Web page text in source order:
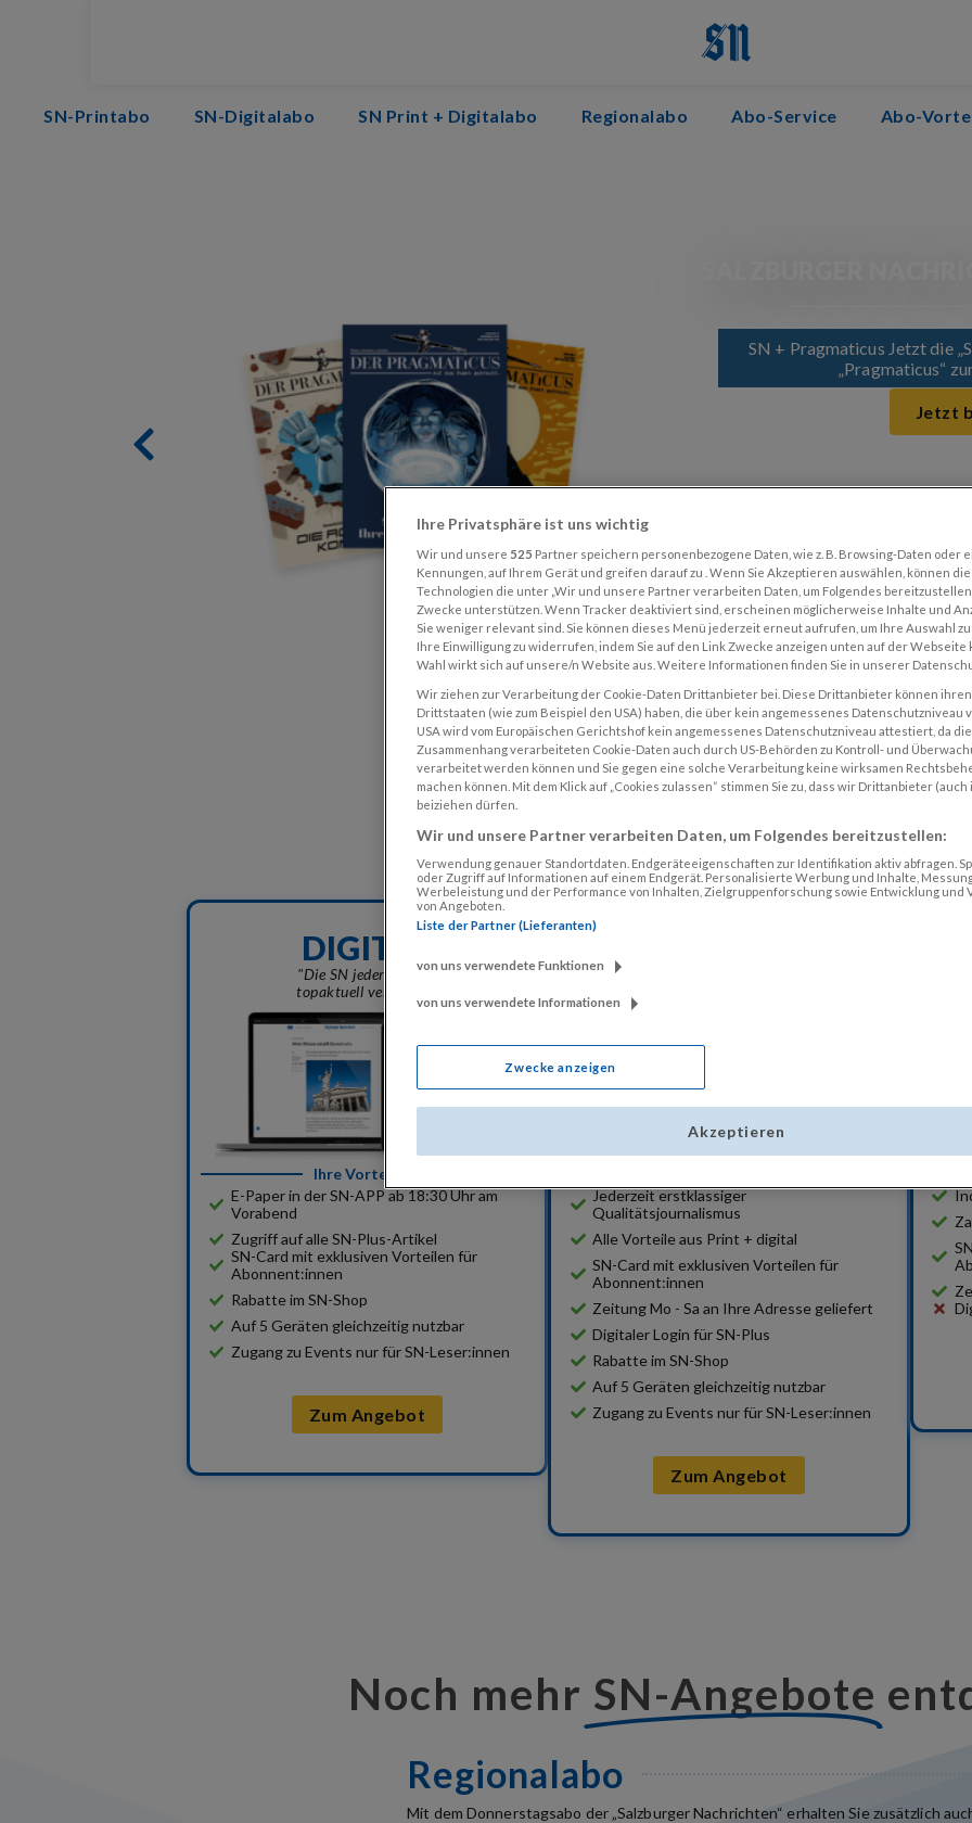
SN-Printabo SN-Digitalabo SN Print + Digitalabo Regionalabo Abo-Service Abo-
SN + Pragmaticus Jetzt die
„Pragmaticus“
Jetzt
Jetzt SN-Abo sichern
DIGITAL
"Die SN jederzeit und
topaktuell verfügbar"
Ihre Vorteile:
E-Paper in der SN-APP ab 18:30 Uhr am
Vorabend
Zugriff auf alle SN-Plus-Artikel
SN-Card mit exklusiven Vorteilen für
Abonnent:innen
Rabatte im SN-Shop
Auf 5 Geräten gleichzeitig nutzbar
Zugang zu Events nur für SN-Leser:innen
Zum Angebot
Jederzeit erstklassiger
Qualitätsjournalismus
Alle Vorteile aus Print + digital
SN-Card mit exklusiven Vorteilen für
Abonnent:innen
Zeitung Mo - Sa an Ihre Adresse geliefert
Digitaler Login für SN-Plus
Rabatte im SN-Shop
Auf 5 Geräten gleichzeitig nutzbar
Zugang zu Events nur für SN-Leser:innen
Zum Angebot
Noch mehr SN-Angebote
Regionalabo
Mit dem Donnerstagsabo der „Salzburger Nachrichten“ erhalten Sie zusätzlich
Ihre Privatsphäre ist uns wichtig
Wir und unsere 525 Partner speichern personenbezogene Daten, wie z. B. Browsing-Daten oder
Kennungen, auf Ihrem Gerät und greifen darauf zu . Wenn Sie Akzeptieren auswählen, können
Technologien die unter „Wir und unsere Partner verarbeiten Daten, um Folgendes
Zwecke unterstützen. Wenn Tracker deaktiviert sind, erscheinen möglicherweise Inhalte und
Sie weniger relevant sind. Sie können dieses Menü jederzeit erneut aufrufen, um Ihre Auswahl
Ihre Einwilligung zu widerrufen, indem Sie auf den Link Zwecke anzeigen unten auf der Webseite
Wahl wirkt sich auf unsere/n Website aus. Weitere Informationen finden Sie in unserer
Wir ziehen zur Verarbeitung der Cookie-Daten Drittanbieter bei. Diese Drittanbieter können ihren
Drittstaaten (wie zum Beispiel den USA) haben, die über kein angemessenes Datenschutzniveau
USA wird vom Europäischen Gerichtshof kein angemessenes Datenschutzniveau attestiert, da
Zusammenhang verarbeiteten Cookie-Daten auch durch US-Behörden zu Kontroll- und
verarbeitet werden können und Sie gegen eine solche Verarbeitung keine wirksamen
machen können. Mit dem Klick auf „Cookies zulassen“ stimmen Sie zu, dass wir Drittanbieter
beiziehen dürfen.
Wir und unsere Partner verarbeiten Daten, um Folgendes bereitzustellen:
Verwendung genauer Standortdaten. Endgeräteeigenschaften zur Identifikation aktiv abfragen.
oder Zugriff auf Informationen auf einem Endgerät. Personalisierte Werbung und Inhalte,
Werbeleistung und der Performance von Inhalten, Zielgruppenforschung sowie Entwicklung und
von Angeboten.
Liste der Partner (Lieferanten)
von uns verwendete Funktionen
von uns verwendete Informationen
Zwecke anzeigen
Akzeptieren